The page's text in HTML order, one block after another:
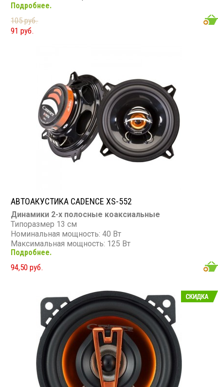
Диапазон частот: 85 - 20 000 Гц
Чувствительность: 87 дБ
Сопротивление: 4 Ом
Подробнее.
105 руб.
91 руб.
АВТОАКУСТИКА CADENCE XS-552
Динамики 2-х полосные коаксиальные
Типоразмер 13 см
Номинальная мощность: 40 Вт
Максимальная мощность: 125 Вт
Диапазон частот: 70 - 20 000 Гц
Чувствительность: 89 дБ
Сопротивление: 4 Ом
Подробнее.
94,50 руб.